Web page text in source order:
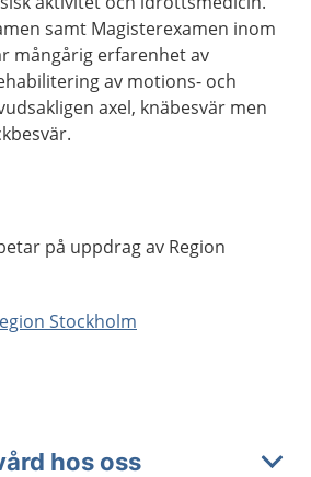
samt Magisterexamen inom
mångårig erfarenhet av
av motions- och
axel, knäbesvär men
på uppdrag av Region
Stockholm
hos oss